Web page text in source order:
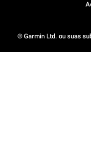
© Garmin Ltd. ou suas